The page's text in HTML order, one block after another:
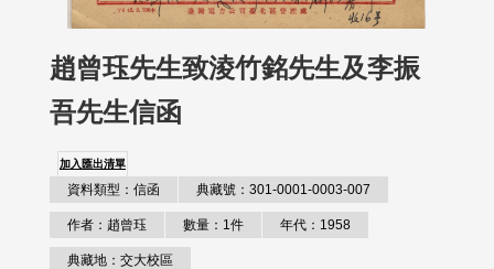
趙曾珏先生致淩竹銘先生及李振
吾先生信函
加入匯出清單
資料類型：信函 典藏號：301-0001-0003-007
作者：趙曾珏 數量：1件 年代：1958
典藏地：交大校區